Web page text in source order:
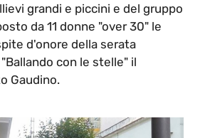
grandi e piccini e del gruppo
da 11 donne "over 30" le
d'onore della serata
con le stelle" il
Gaudino.